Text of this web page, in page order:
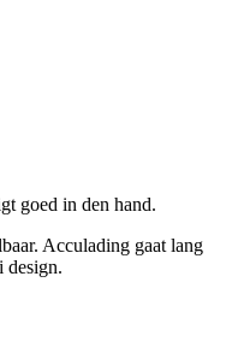
goed in den hand.
Acculading gaat lang
design.